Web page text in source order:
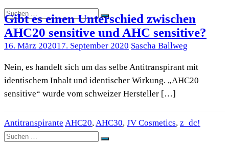
Suchen
nach:
Suchen
Gibt es einen Unterschied zwischen
AHC20 sensitive und AHC sensitive?
16. März 202017. September 2020 Sascha Ballweg
Nein, es handelt sich um das selbe Antitranspirant mit
identischem Inhalt und identischer Wirkung. „AHC20
sensitive“ wurde vom schweizer Hersteller […]
Antitranspirante AHC20,AHC30, JV Cosmetics, z_dc!
Suchen
Suchen